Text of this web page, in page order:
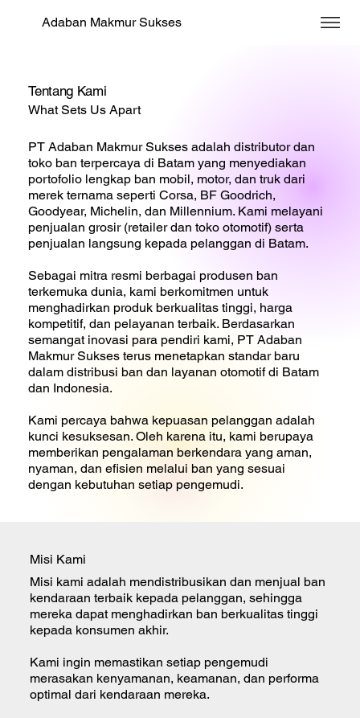
Adaban Makmur Sukses
Misi kami adalah mendistribusikan dan menjual ban
kendaraan terbaik kepada pelanggan, sehingga
mereka dapat menghadirkan ban berkualitas tinggi
kepada konsumen akhir.
Kami ingin memastikan setiap pengemudi
merasakan kenyamanan, keamanan, dan performa
optimal dari kendaraan mereka.
Misi Kami
What Sets Us Apart
Tentang Kami
PT Adaban Makmur Sukses adalah distributor dan
toko ban terpercaya di Batam yang menyediakan
portofolio lengkap ban mobil, motor, dan truk dari
merek ternama seperti Corsa, BF Goodrich,
Goodyear, Michelin, dan Millennium. Kami melayani
penjualan grosir (retailer dan toko otomotif) serta
penjualan langsung kepada pelanggan di Batam.
Sebagai mitra resmi berbagai produsen ban
terkemuka dunia, kami berkomitmen untuk
menghadirkan produk berkualitas tinggi, harga
kompetitif, dan pelayanan terbaik. Berdasarkan
semangat inovasi para pendiri kami, PT Adaban
Makmur Sukses terus menetapkan standar baru
dalam distribusi ban dan layanan otomotif di Batam
dan Indonesia.
Kami percaya bahwa kepuasan pelanggan adalah
kunci kesuksesan. Oleh karena itu, kami berupaya
memberikan pengalaman berkendara yang aman,
nyaman, dan efisien melalui ban yang sesuai
dengan kebutuhan setiap pengemudi.